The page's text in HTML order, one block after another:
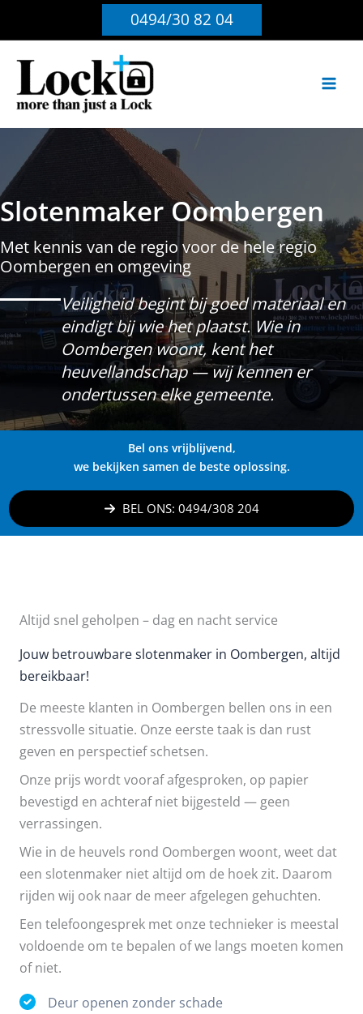
0494/30 82 04
Slotenmaker Oombergen
Met kennis van de regio voor de hele regio
Oombergen en omgeving
Veiligheid begint bij goed materiaal en
eindigt bij wie het plaatst. Wie in
Oombergen woont, kent het
heuvellandschap — wij kennen er
ondertussen elke gemeente.
Bel ons vrijblijvend,
we bekijken samen de beste oplossing.
BEL ONS: 0494/308 204
Altijd snel geholpen – dag en nacht service
Jouw betrouwbare slotenmaker in Oombergen, altijd
bereikbaar!
De meeste klanten in Oombergen bellen ons in een
stressvolle situatie. Onze eerste taak is dan rust
geven en perspectief schetsen.
Onze prijs wordt vooraf afgesproken, op papier
bevestigd en achteraf niet bijgesteld — geen
verrassingen.
Wie in de heuvels rond Oombergen woont, weet dat
een slotenmaker niet altijd om de hoek zit. Daarom
rijden wij ook naar de meer afgelegen gehuchten.
Een telefoongesprek met onze technieker is meestal
voldoende om te bepalen of we langs moeten komen
of niet.
Deur openen zonder schade